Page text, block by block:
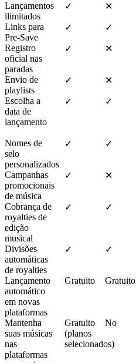
Lançamentos
ilimitados
✓ ✕
Links para
Pre-Save
✓ ✓
Registro
oficial nas
paradas
✓ ✕
Envio de
playlists
✓ ✕
Escolha a
data de
lançamento
✓ ✓
Nomes de
selo
personalizados
✓ ✓
Campanhas
promocionais
de música
✓ ✕
Cobrança de
royalties de
edição
musical
✓ ✓
Divisões
automáticas
de royalties
✓ ✓
Lançamento
automático
em novas
plataformas
Gratuito Gratuito
Mantenha
suas músicas
nas
plataformas
Gratuito
(planos
selecionados)
No